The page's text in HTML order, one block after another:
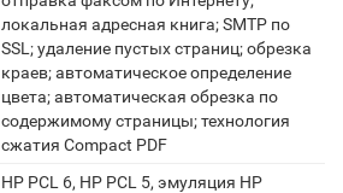
локальная адресная книга; SMTP по
SSL; удаление пустых страниц; обрезка
краев; автоматическое определение
цвета; автоматическая обрезка по
содержимому страницы; технология
сжатия Compact PDF
HP PCL 6, HP PCL 5, эмуляция HP